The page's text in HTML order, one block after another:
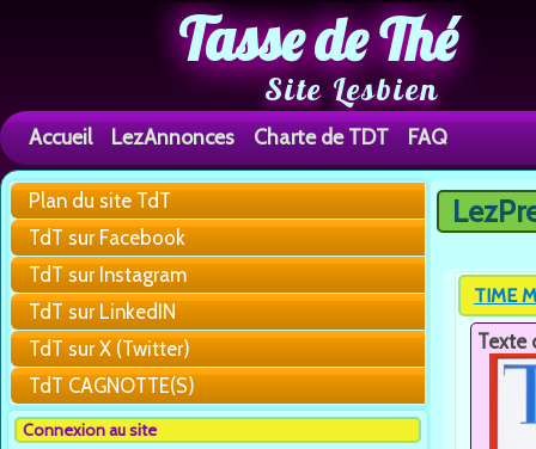
Tasse de Thé
Site Lesbien
Accueil LezAnnonces Charte de TDT FAQ
Plan du site TdT
TdT sur Facebook
TdT sur Instagram
TdT sur LinkedIN
TdT sur X (Twitter)
TdT CAGNOTTE(S)
Connexion au site
Vous
TIME
Texte